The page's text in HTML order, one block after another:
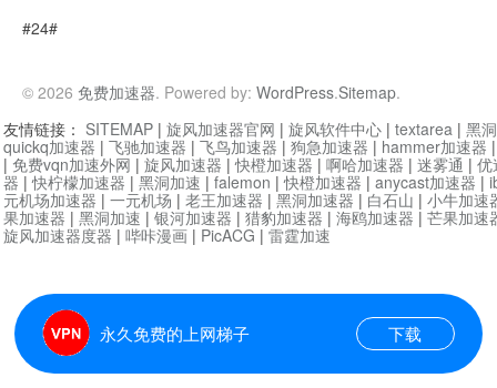
#24#
© 2026 免费加速器. Powered by: WordPress.Sitemap.
永久免费的上网梯子 下载
友情链接： SITEMAP | 旋风加速器官网 | 旋风软件中心 | textarea | 黑
quickq加速器 | 飞驰加速器 | 飞鸟加速器 | 狗急加速器 | hammer加速器
| 免费vqn加速外网 | 旋风加速器 |快橙加速器 | 啊哈加速器 | 迷雾通 | 优
器 |快柠檬加速器 | 黑洞加速 | falemon |快橙加速器 | anycast加速器 |
元机场加速器 | 一元机场 | 老王加速器 | 黑洞加速器 | 白石山 | 小牛加速
果加速器 | 黑洞加速 | 银河加速器 | 猎豹加速器 | 海鸥加速器 | 芒果加速
旋风加速器度器 | 哔咔漫画 | PicACG | 雷霆加速